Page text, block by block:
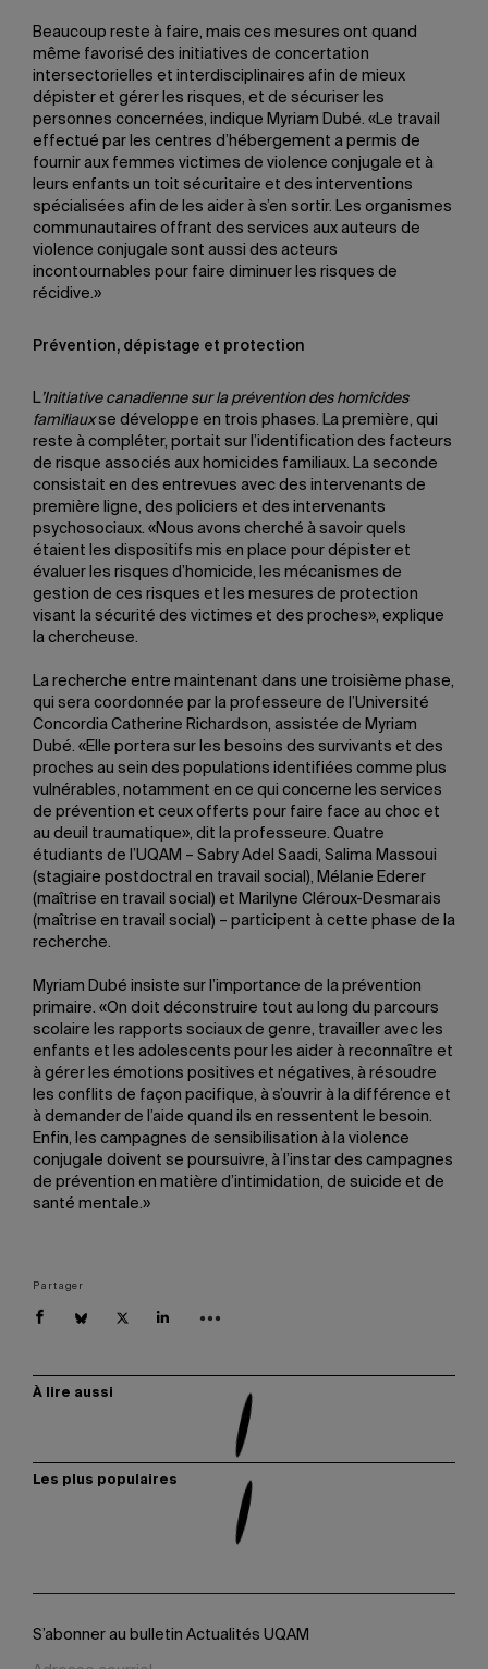
Beaucoup reste à faire, mais ces mesures ont quand
même favorisé des initiatives de concertation
intersectorielles et interdisciplinaires afin de mieux
dépister et gérer les risques, et de sécuriser les
personnes concernées, indique Myriam Dubé. «Le travail
effectué par les centres d’hébergement a permis de
fournir aux femmes victimes de violence conjugale et à
leurs enfants un toit sécuritaire et des interventions
spécialisées afin de les aider à s’en sortir. Les organismes
communautaires offrant des services aux auteurs de
violence conjugale sont aussi des acteurs
incontournables pour faire diminuer les risques de
récidive.»
Prévention, dépistage et protection
L’Initiative canadienne sur la prévention des homicides
familiauxse développe en trois phases. La première, qui
reste à compléter, portait sur l’identification des facteurs
de risque associés aux homicides familiaux. La seconde
consistait en des entrevues avec des intervenants de
première ligne, des policiers et des intervenants
psychosociaux. «Nous avons cherché à savoir quels
étaient les dispositifs mis en place pour dépister et
évaluer les risques d’homicide, les mécanismes de
gestion de ces risques et les mesures de protection
visant la sécurité des victimes et des proches», explique
la chercheuse.
La recherche entre maintenant dans une troisième phase,
qui sera coordonnée par la professeure de l’Université
Concordia Catherine Richardson, assistée de Myriam
Dubé. «Elle portera sur les besoins des survivants et des
proches au sein des populations identifiées comme plus
vulnérables, notamment en ce qui concerne les services
de prévention et ceux offerts pour faire face au choc et
au deuil traumatique», dit la professeure. Quatre
étudiants de l’UQAM – Sabry Adel Saadi, Salima Massoui
(stagiaire postdoctral en travail social), Mélanie Ederer
(maîtrise en travail social) et Marilyne Cléroux-Desmarais
(maîtrise en travail social) – participent à cette phase de la
recherche.
Myriam Dubé insiste sur l’importance de la prévention
primaire. «On doit déconstruire tout au long du parcours
scolaire les rapports sociaux de genre, travailler avec les
enfants et les adolescents pour les aider à reconnaître et
à gérer les émotions positives et négatives, à résoudre
les conflits de façon pacifique, à s’ouvrir à la différence et
à demander de l’aide quand ils en ressentent le besoin.
Enfin, les campagnes de sensibilisation à la violence
conjugale doivent se poursuivre, à l’instar des campagnes
de prévention en matière d’intimidation, de suicide et de
santé mentale.»
Partager
À lire aussi
Les plus populaires
S’abonner au bulletin Actualités UQAM